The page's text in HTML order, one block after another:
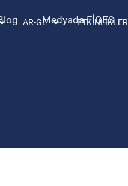
AR-GE ETKİNLİKLER
Medyada FİGES